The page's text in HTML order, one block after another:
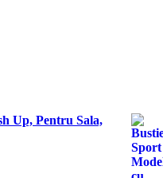
Up, Pentru Sala,